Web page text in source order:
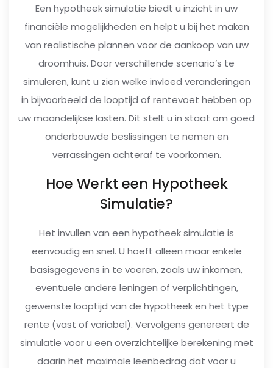
Een hypotheek simulatie biedt u inzicht in uw
financiële mogelijkheden en helpt u bij het maken
van realistische plannen voor de aankoop van uw
droomhuis. Door verschillende scenario’s te
simuleren, kunt u zien welke invloed veranderingen
in bijvoorbeeld de looptijd of rentevoet hebben op
uw maandelijkse lasten. Dit stelt u in staat om goed
onderbouwde beslissingen te nemen en
verrassingen achteraf te voorkomen.
Hoe Werkt een Hypotheek
Simulatie?
Het invullen van een hypotheek simulatie is
eenvoudig en snel. U hoeft alleen maar enkele
basisgegevens in te voeren, zoals uw inkomen,
eventuele andere leningen of verplichtingen,
gewenste looptijd van de hypotheek en het type
rente (vast of variabel). Vervolgens genereert de
simulatie voor u een overzichtelijke berekening met
daarin het maximale leenbedrag dat voor u